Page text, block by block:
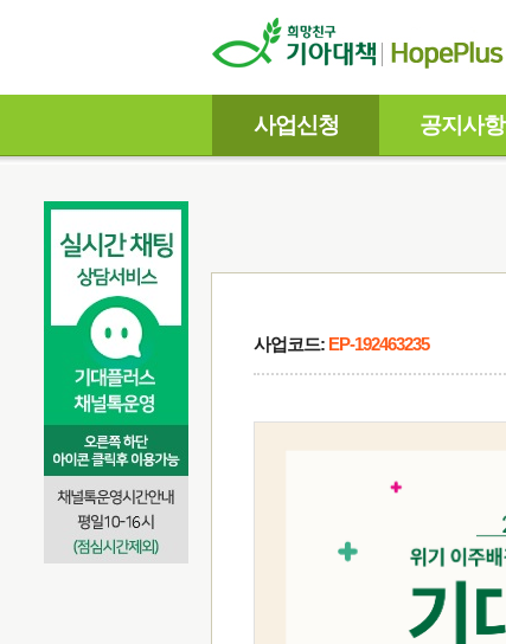
사업신청 공지사항
사업코드: EP-192463235